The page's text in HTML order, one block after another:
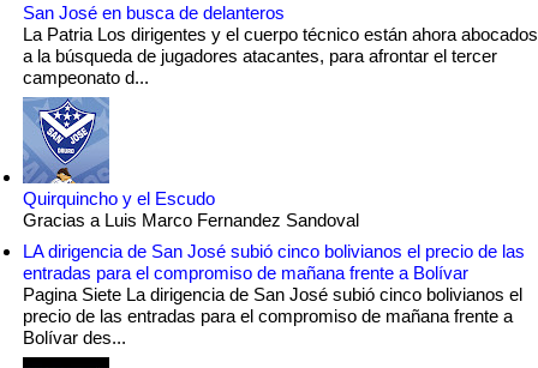
San José en busca de delanteros
La Patria Los dirigentes y el cuerpo técnico están ahora abocados
a la búsqueda de jugadores atacantes, para afrontar el tercer
campeonato d...
Quirquincho y el Escudo
Gracias a Luis Marco Fernandez Sandoval
LA dirigencia de San José subió cinco bolivianos el precio de las
entradas para el compromiso de mañana frente a Bolívar
Pagina Siete La dirigencia de San José subió cinco bolivianos el
precio de las entradas para el compromiso de mañana frente a
Bolívar des...